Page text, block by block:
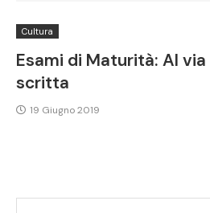
Cultura
Esami di Maturità: Al
scritta
19 Giugno 2019